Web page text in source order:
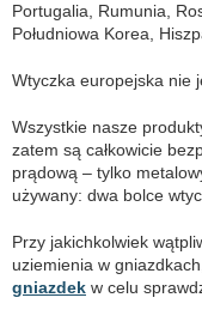
Portugalia, Rumunia,
Południowa Korea,
Wtyczka europejska nie
Wszystkie nasze
zatem są całkowicie
prądową – tylko
używany: dwa bolce
Przy jakichkolwiek
uziemienia w
gniazdek w celu